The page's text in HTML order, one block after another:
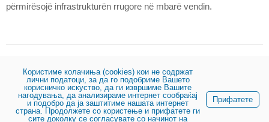
përmirësojë infrastrukturën rrugore në mbarë vendin.
Pjesë:
© 2023, Ndërmarrja publike për rrugë shtetërore
Користиме колачиња (cookies) кои не содржат
лични податоци, за да го подобриме Вашето
корисничко искуство, да ги извршиме Вашите
нагодувања, да анализираме интернет сообраќај
и подобро да ја заштитиме нашата интернет
страна. Продолжете со користење и прифатете ги
сите доколку се согласувате со начинот на
Прифатете